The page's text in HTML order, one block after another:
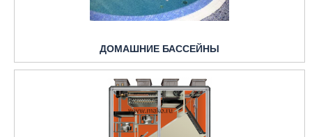
ДОМАШНИЕ БАССЕЙНЫ